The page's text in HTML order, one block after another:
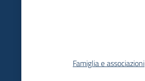
Famiglia e associazioni